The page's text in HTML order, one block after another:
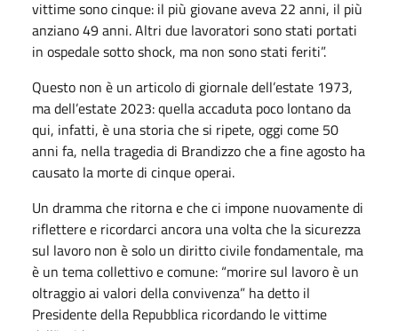
vittime sono cinque: il più giovane aveva 22 anni, il più
anziano 49 anni. Altri due lavoratori sono stati portati
in ospedale sotto shock, ma non sono stati feriti”.
Questo non è un articolo di giornale dell’estate 1973,
ma dell’estate 2023: quella accaduta poco lontano da
qui, infatti, è una storia che si ripete, oggi come 50
anni fa, nella tragedia di Brandizzo che a fine agosto ha
causato la morte di cinque operai.
Un dramma che ritorna e che ci impone nuovamente di
riflettere e ricordarci ancora una volta che la sicurezza
sul lavoro non è solo un diritto civile fondamentale, ma
è un tema collettivo e comune: “morire sul lavoro è un
oltraggio ai valori della convivenza” ha detto il
Presidente della Repubblica ricordando le vittime